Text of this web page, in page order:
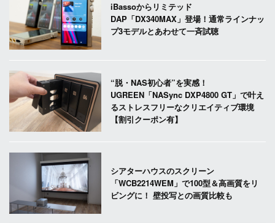
iBassoからリミテッド
DAP「DX340MAX」登場！通常ラインナッ
プ3モデルとあわせて一斉試聴
“脱・NAS初心者”を実感！
UGREEN「NASync DXP4800 GT」で叶え
るストレスフリーなクリエイティブ環境
【割引クーポン有】
シアターハウスのスクリーン
「WCB2214WEM」で100型＆高画質をリ
ビングに！ 壁投写との画質比較も